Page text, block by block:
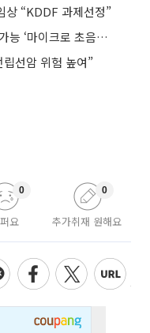
상 “KDDF 과제선정”
분당서울대병원, 전립선 종양 평가 가능 ‘마이크로 초음파’ 국내 첫 도입
립선암 위험 높여”
요
0
추가취재 원해요
0